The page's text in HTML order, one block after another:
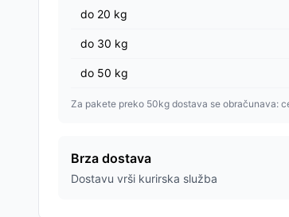
do 20 kg
do 30 kg
do 50 kg
Za pakete preko 50kg dostava se obračunava:
Brza dostava
Dostavu vrši kurirska služba